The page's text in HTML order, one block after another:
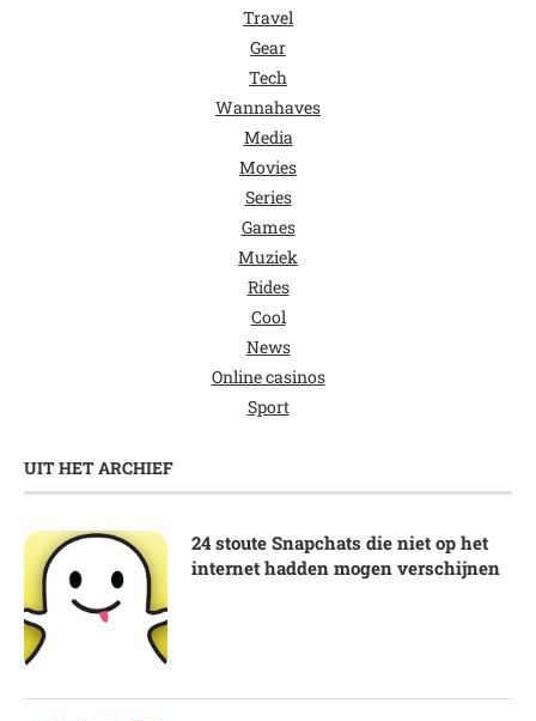
Travel
Gear
Tech
Wannahaves
Media
Movies
Series
Games
Muziek
Rides
Cool
News
Online casinos
Sport
UIT HET ARCHIEF
24 stoute Snapchats die niet op het
internet hadden mogen verschijnen